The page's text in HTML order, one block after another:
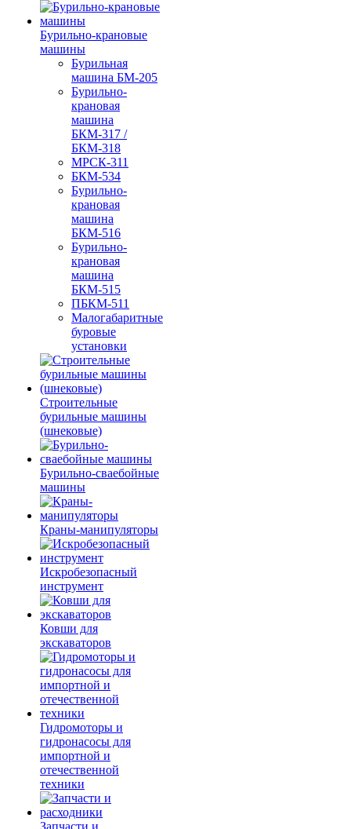
Бурильно-крановые
машины
Бурильная
машина БМ-205
Бурильно-
крановая
машина
БКМ-317 /
БКМ-318
МРСК-311
БКМ-534
Бурильно-
крановая
машина
БКМ-516
Бурильно-
крановая
машина
БКМ-515
ПБКМ-511
Малогабаритные
буровые
установки
Строительные
бурильные машины
(шнековые)
Бурильно-сваебойные
машины
Краны-манипуляторы
Искробезопасный
инструмент
Ковши для
экскаваторов
Гидромоторы и
гидронасосы для
импортной и
отечественной
техники
Запчасти и